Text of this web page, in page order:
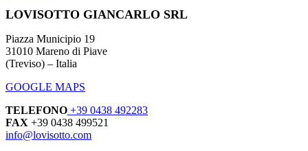
LOVISOTTO GIANCARLO SRL
Piazza Municipio 19
31010 Mareno di Piave
(Treviso) – Italia
GOOGLE MAPS
TELEFONO +39 0438 492283
FAX +39 0438 499521
info@lovisotto.com